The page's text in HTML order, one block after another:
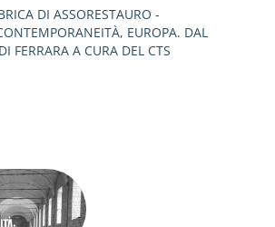
DI ASSORESTAURO -
EUROPA. DAL
FERRARA A CURA DEL CTS